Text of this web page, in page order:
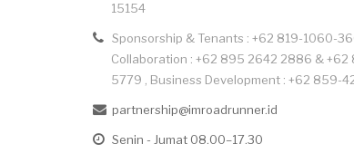
15154
Sponsorship & Tenants : +62 819-1060-
Collaboration : +62 895 2642 2886 &
5779 , Business Development : +62 859-
partnership@imroadrunner.id
Senin - Jumat 08.00–17.30